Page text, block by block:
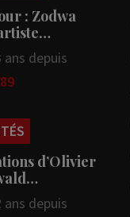
: Zodwa
ans depuis
d’Olivier
ans depuis